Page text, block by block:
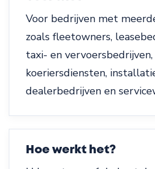
Voor bedrijven met
zoals fleetowners,
taxi- en vervoersbedrijven,
koeriersdiensten,
dealerbedrijven en
Hoe werkt het?